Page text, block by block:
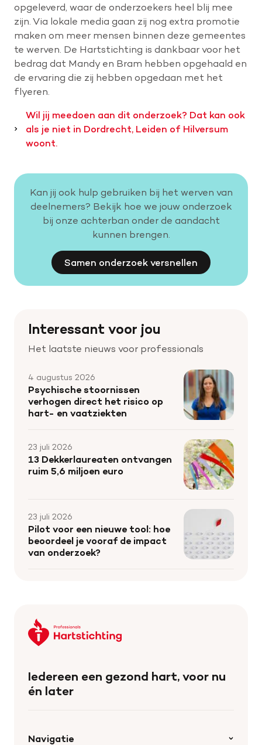
opgeleverd, waar de onderzoekers heel blij mee
zijn. Via lokale media gaan zij nog extra promotie
maken om meer mensen binnen deze gemeentes
te werven. De Hartstichting is dankbaar voor het
bedrag dat Mandy en Bram hebben opgehaald en
de ervaring die zij hebben opgedaan met het
flyeren.
Wil jij meedoen aan dit onderzoek? Dat kan ook
als je niet in Dordrecht, Leiden of Hilversum
woont.
Kan jij ook hulp gebruiken bij het werven van
deelnemers? Bekijk hoe we jouw onderzoek
bij onze achterban onder de aandacht
kunnen brengen.
Samen onderzoek versnellen
Interessant voor jou
Het laatste nieuws voor professionals
4 augustus 2026
Psychische stoornissen
verhogen direct het risico op
hart- en vaatziekten
23 juli 2026
13 Dekkerlaureaten ontvangen
ruim 5,6 miljoen euro
23 juli 2026
Pilot voor een nieuwe tool: hoe
beoordeel je vooraf de impact
van onderzoek?
Keer
terug
homepage
Iedereen een gezond hart, voor nu
én later
Navigatie